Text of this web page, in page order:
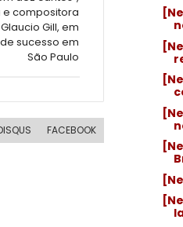
compositora
Gill, em
sucesso em
São Paulo
FACEBOOK